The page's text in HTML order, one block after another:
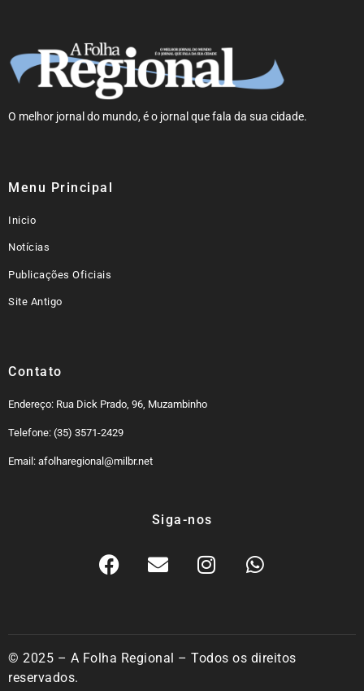
O melhor jornal do mundo, é o jornal que fala da sua cidade.
Menu Principal
Inicio
Notícias
Publicações Oficiais
Site Antigo
Contato
Endereço: Rua Dick Prado, 96, Muzambinho
Telefone: (35) 3571-2429
Email: afolharegional@milbr.net
Siga-nos
© 2025 – A Folha Regional – Todos os direitos
reservados.